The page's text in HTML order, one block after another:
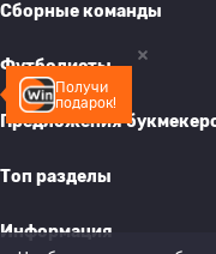
Получи
подарок!
Сборные команды
Футболисты
Предложения
Топ разделы
Информация